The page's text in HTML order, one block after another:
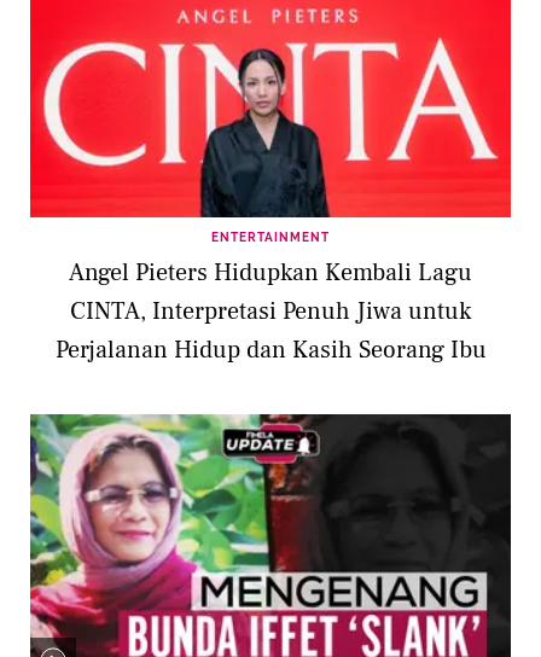
ENTERTAINMENT
Angel Pieters Hidupkan Kembali Lagu
CINTA, Interpretasi Penuh Jiwa untuk
Perjalanan Hidup dan Kasih Seorang Ibu